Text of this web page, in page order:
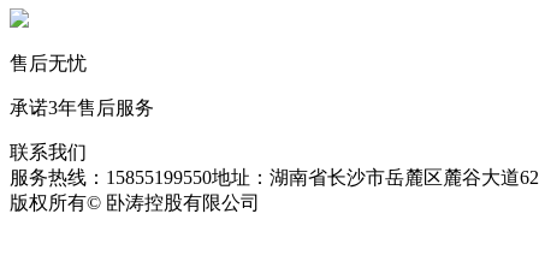
售后无忧
承诺3年售后服务
联系我们
服务热线：15855199550地址：湖南省长沙市岳麓区麓谷大道
版权所有© 卧涛控股有限公司